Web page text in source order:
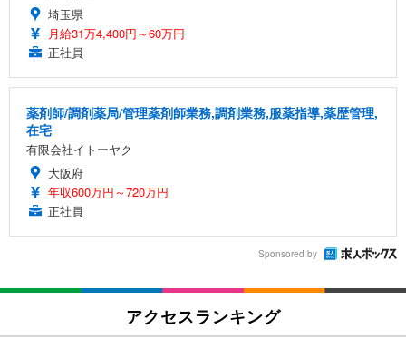
埼玉県
月給31万4,400円～60万円
正社員
薬剤師/調剤薬局/管理薬剤師業務,調剤業務,服薬指導,薬歴管理,
在宅
有限会社イトーヤク
大阪府
年収600万円～720万円
正社員
Sponsored by
アクセスランキング